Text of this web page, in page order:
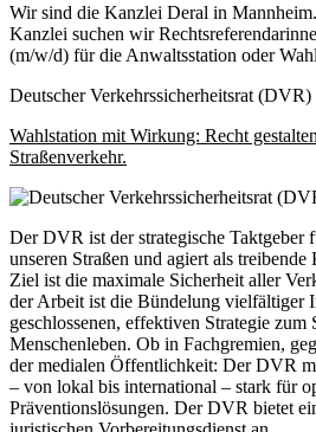
Wir sind die Kanzlei Deral in
Kanzlei suchen wir
(m/w/d) für die Anwaltsstation oder
Deutscher Verkehrssicherheitsrat (DVR)
Wahlstation mit Wirkung: Recht
Straßenverkehr.
Der DVR ist der strategische Taktgeber
unseren Straßen und agiert als
Ziel ist die maximale Sicherheit aller
der Arbeit ist die Bündelung vielfältiger
geschlossenen, effektiven Strategie zum
Menschenleben. Ob in Fachgremien,
der medialen Öffentlichkeit: Der DVR
– von lokal bis international – stark für
Präventionslösungen. Der DVR bietet